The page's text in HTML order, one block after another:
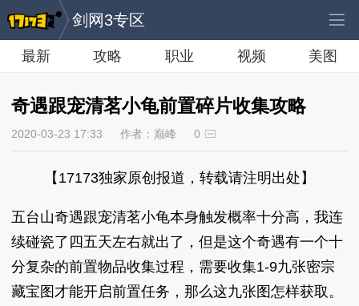
剑网3专区
最新 攻略 职业 视频 美图
奇遇跟宠清茗小龟前置碎片收集攻略
2020-03-23 17:33 作者：巅峰 0
【17173独家原创报道，转载请注明出处】
五台山奇遇跟宠清茗小龟本身触发概率十分高，我连
续碰瓷了四五天左右就出了，但是这个奇遇有一个十
分复杂的前置物品收集过程，需要收集1-9九张密宗
藏宝图才能开启前置任务，那么这九张图怎样获取。